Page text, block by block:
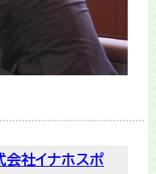
社イナホスポ